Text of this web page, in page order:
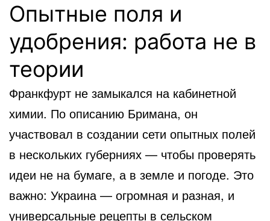
Опытные поля и
удобрения: работа не в
теории
Франкфурт не замыкался на кабинетной
химии. По описанию Бримана, он
участвовал в создании сети опытных полей
в нескольких губерниях — чтобы проверять
идеи не на бумаге, а в земле и погоде. Это
важно: Украина — огромная и разная, и
универсальные рецепты в сельском